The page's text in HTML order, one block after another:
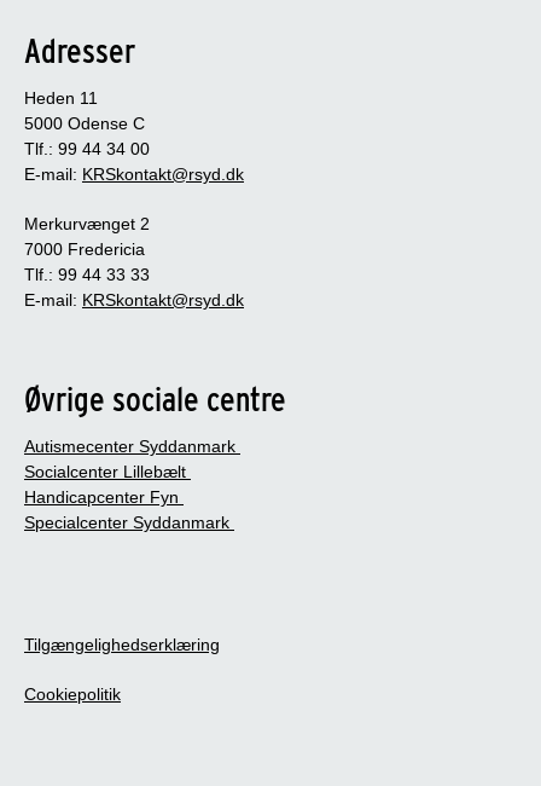
Adresser
Heden 11
5000 Odense C
Tlf.: 99 44 34 00
E-mail: KRSkontakt@rsyd.dk
Merkurvænget 2
7000 Fredericia
Tlf.: 99 44 33 33
E-mail: KRSkontakt@rsyd.dk
Øvrige sociale centre
Autismecenter Syddanmark
Socialcenter Lillebælt
Handicapcenter Fyn
Specialcenter Syddanmark
Tilgængelighedserklæring
Cookiepolitik